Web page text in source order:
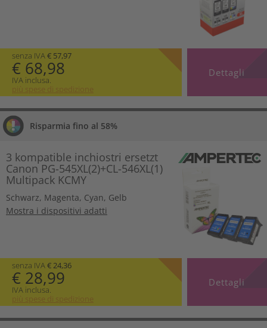
senza IVA € 57,97
€ 68,98
IVA inclusa.
più spese di spedizione
Dettagli
Risparmia fino al 58%
3 kompatible inchiostri ersetzt
Canon PG-545XL(2)+CL-546XL(1)
Multipack KCMY
Schwarz, Magenta, Cyan, Gelb
Mostra i dispositivi adatti
senza IVA€ 24,36
€ 28,99
IVA inclusa.
più spese di spedizione
Dettagli